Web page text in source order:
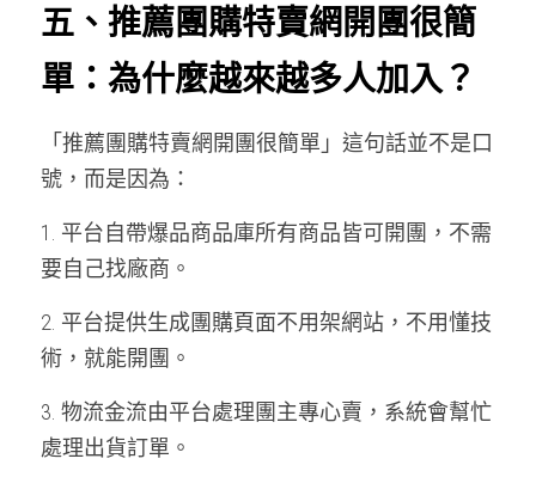
五、推薦團購特賣網開團很簡
單：為什麼越來越多人加入？
「推薦團購特賣網開團很簡單」這句話並不是口
號，而是因為：
1. 平台自帶爆品商品庫所有商品皆可開團，不需
要自己找廠商。
2. 平台提供生成團購頁面不用架網站，不用懂技
術，就能開團。
3. 物流金流由平台處理團主專心賣，系統會幫忙
處理出貨訂單。